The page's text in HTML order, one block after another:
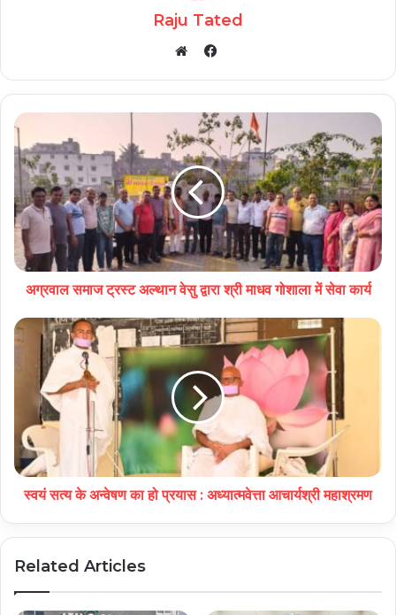
Raju Tated
Facebook
अग्रवाल समाज ट्रस्ट अल्थान वेसु द्वारा श्री माधव गोशाला में सेवा कार्य
स्वयं सत्य के अन्वेषण का हो प्रयास : अध्यात्मवेत्ता आचार्यश्री महाश्रमण
Related Articles